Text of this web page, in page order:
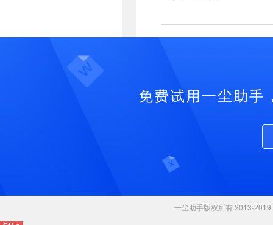
免费试用一尘助手
一尘助手版权所有 2013-